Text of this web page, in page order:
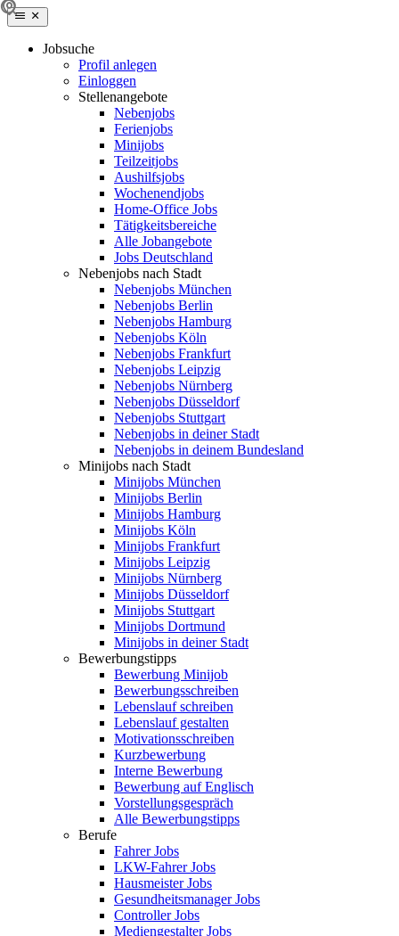
Jobsuche
Profil anlegen
Einloggen
Stellenangebote
Nebenjobs
Ferienjobs
Minijobs
Teilzeitjobs
Aushilfsjobs
Wochenendjobs
Home-Office Jobs
Tätigkeitsbereiche
Alle Jobangebote
Jobs Deutschland
Nebenjobs nach Stadt
Nebenjobs München
Nebenjobs Berlin
Nebenjobs Hamburg
Nebenjobs Köln
Nebenjobs Frankfurt
Nebenjobs Leipzig
Nebenjobs Nürnberg
Nebenjobs Düsseldorf
Nebenjobs Stuttgart
Nebenjobs in deiner Stadt
Nebenjobs in deinem Bundesland
Minijobs nach Stadt
Minijobs München
Minijobs Berlin
Minijobs Hamburg
Minijobs Köln
Minijobs Frankfurt
Minijobs Leipzig
Minijobs Nürnberg
Minijobs Düsseldorf
Minijobs Stuttgart
Minijobs Dortmund
Minijobs in deiner Stadt
Bewerbungstipps
Bewerbung Minijob
Bewerbungsschreiben
Lebenslauf schreiben
Lebenslauf gestalten
Motivationsschreiben
Kurzbewerbung
Interne Bewerbung
Bewerbung auf Englisch
Vorstellungsgespräch
Alle Bewerbungstipps
Berufe
Fahrer Jobs
LKW-Fahrer Jobs
Hausmeister Jobs
Gesundheitsmanager Jobs
Controller Jobs
Mediengestalter Jobs